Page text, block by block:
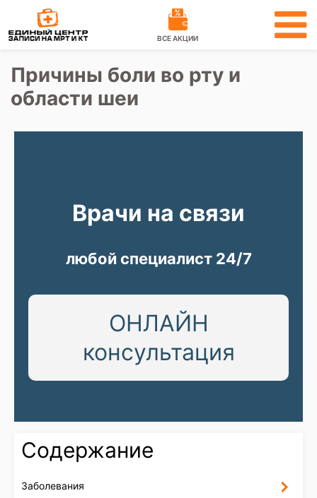
ВСЕ АКЦИИ
Причины боли во рту и
области шеи
ОНЛАЙН
консультация
любой специалист 24/7
Врачи на связи
Содержание
Заболевания